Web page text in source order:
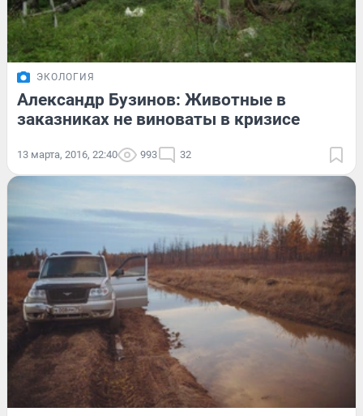
ЭКОЛОГИЯ
Александр Бузинов: Животные в
заказниках не виноваты в кризисе
13 марта, 2016, 22:40 993 32